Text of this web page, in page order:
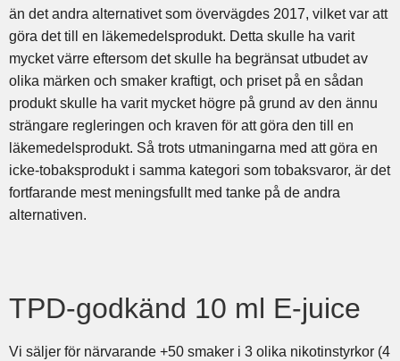
än det andra alternativet som övervägdes 2017, vilket var att
göra det till en läkemedelsprodukt. Detta skulle ha varit
mycket värre eftersom det skulle ha begränsat utbudet av
olika märken och smaker kraftigt, och priset på en sådan
produkt skulle ha varit mycket högre på grund av den ännu
strängare regleringen och kraven för att göra den till en
läkemedelsprodukt. Så trots utmaningarna med att göra en
icke-tobaksprodukt i samma kategori som tobaksvaror, är det
fortfarande mest meningsfullt med tanke på de andra
alternativen.
TPD-godkänd 10 ml E-juice
Vi säljer för närvarande +50 smaker i 3 olika nikotinstyrkor (4